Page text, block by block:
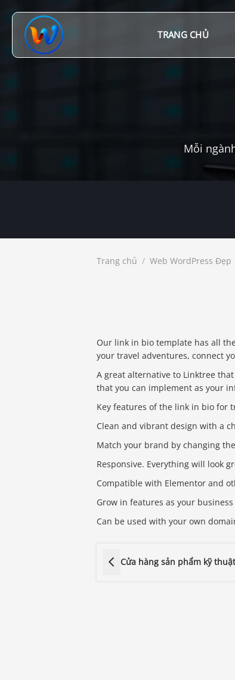
đến
TRANG CHỦ
Mỗi
Trang chủ / Web WordPress Đẹp
Our link in bio template has all
your travel adventures, connect
A great alternative to Linktree
that you can implement as your
Key features of the link in bio for
Clean and vibrant design with a
Match your brand by changing
Responsive. Everything will look
Compatible with Elementor and
Grow in features as your
Can be used with your own
Cửa hàng sản phẩm kỹ